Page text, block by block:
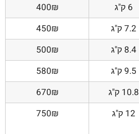
6 ק"ג
400₪
7.2 ק"ג
450₪
8.4 ק"ג
500₪
9.5 ק"ג
580₪
10.8 ק"ג
670₪
12 ק"ג 750₪